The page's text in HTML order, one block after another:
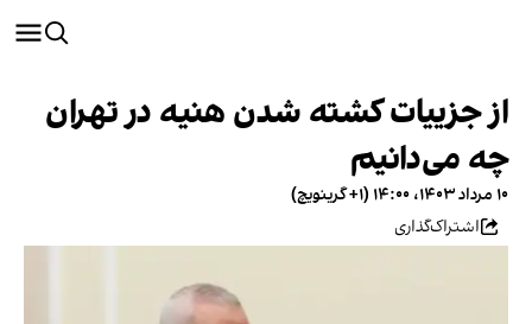
از جزییات کشته شدن هنیه در تهران
چه می‌دانیم
۱۰ مرداد ۱۴۰۳، ۱۴:۰۰ (‎+۱ گرینویچ)
اشتراک‌گذاری